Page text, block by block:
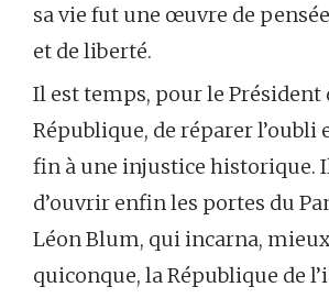
sa vie fut une œuvre de
et de liberté.
Il est temps, pour le Président
République, de réparer l’oubli
fin à une injustice historique.
d’ouvrir enfin les portes du
Léon Blum, qui incarna,
quiconque, la République de